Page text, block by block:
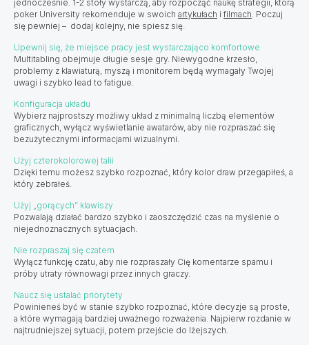
jednocześnie. 1-2 stoły wystarczą, aby rozpocząć naukę strategii, którą
poker University rekomenduje w swoich artykułach ifilmach . Poczuj
się pewniej – dodaj kolejny, nie spiesz się.
Upewnij się, że miejsce pracy jest wystarczająco komfortowe
Multitabling obejmuje długie sesje gry. Niewygodne krzesło,
problemy z klawiaturą, myszą i monitorem będą wymagały Twojej
uwagi i szybko lead to fatigue.
Konfiguracja układu
Wybierz najprostszy możliwy układ z minimalną liczbą elementów
graficznych, wyłącz wyświetlanie awatarów, aby nie rozpraszać się
bezużytecznymi informacjami wizualnymi.
Użyj czterokolorowej talii
Dzięki temu możesz szybko rozpoznać, który kolor draw przegapiłeś, a
który zebrałeś.
Użyj „gorących” klawiszy
Pozwalają działać bardzo szybko i zaoszczędzić czas na myślenie o
niejednoznacznych sytuacjach.
Nie rozpraszaj się czatem
Wyłącz funkcję czatu, aby nie rozpraszały Cię komentarze spamu i
próby utraty równowagi przez innych graczy.
Naucz się ustalać priorytety
Powinieneś być w stanie szybko rozpoznać, które decyzje są proste,
a które wymagają bardziej uważnego rozważenia. Najpierw rozdanie w
najtrudniejszej sytuacji, potem przejście do lżejszych. ​